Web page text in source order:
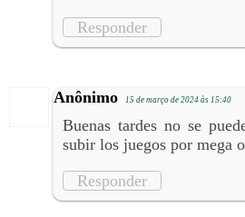
Responder
Anônimo 15 de março de 2024 às 15:40
Buenas tardes no se
subir los juegos por mega
Responder